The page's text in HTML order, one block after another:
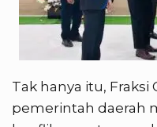
Tak hanya itu,
pemerintah daerah